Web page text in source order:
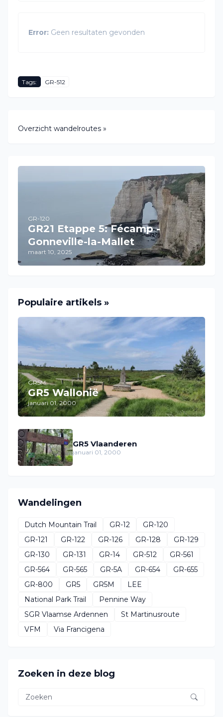
Error: Geen resultaten gevonden
Tags: GR-512
Overzicht wandelroutes »
GR-120
GR21 Etappe 5: Fécamp -
Gonneville-la-Mallet
maart 10, 2025
Populaire artikels »
GR5M
GR5 Wallonië
januari 01, 2000
GR5 Vlaanderen
januari 01, 2000
Wandelingen
Dutch Mountain Trail GR-12
GR-120
GR-121
GR-122 GR-126 GR-128
GR-129
GR-130
GR-131 GR-14 GR-512
GR-561
GR-564
GR-565 GR-5A GR-654
GR-655
GR-800
GR5 GR5M
LEE
National Park Trail
Pennine Way
SGR Vlaamse Ardennen
St Martinusroute
VFM
Via Francigena
Zoeken in deze blog